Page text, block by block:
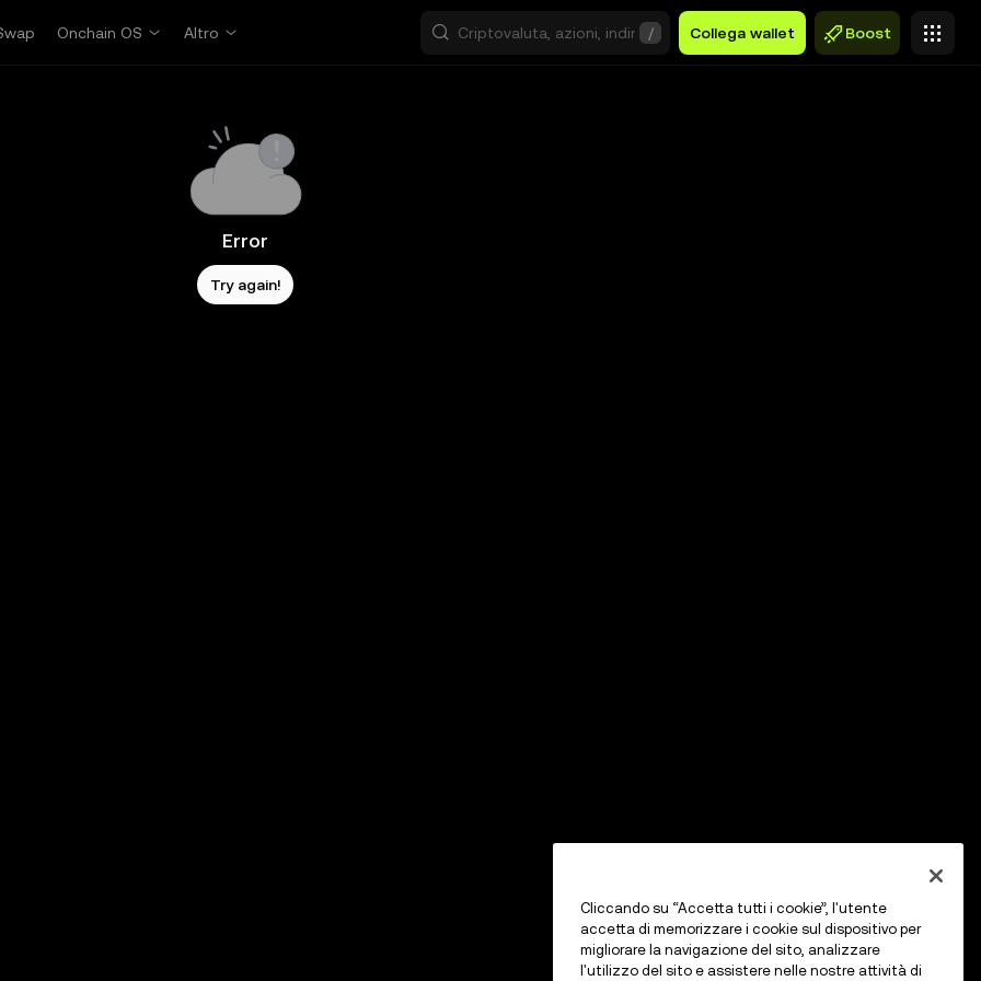
Onchain OS Altro / Collega wallet Boost
Error
Try again!
Cliccando su “Accetta tutti i cookie”, l'utente
accetta di memorizzare i cookie sul dispositivo per
migliorare la navigazione del sito, analizzare
l'utilizzo del sito e assistere nelle nostre attività di